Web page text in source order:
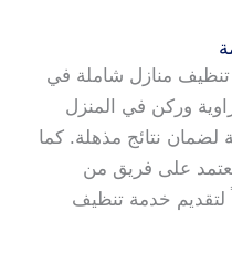
منازل شاملة في
وركن في المنزل
لضمان نتائج مذهلة. كما
على فريق من
لتقديم خدمة تنظيف